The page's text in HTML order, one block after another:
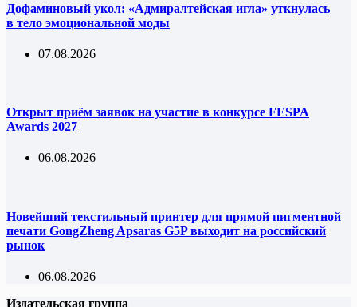
Дофаминовый укол: «Адмиралтейская игла» уткнулась
в тело эмоциональной моды
07.08.2026
Открыт приём заявок на участие в конкурсе FESPA
Awards 2027
06.08.2026
Новейший текстильный принтер для прямой пигментной
печати GongZheng Apsaras G5P выходит на российский
рынок
06.08.2026
Издательская группа